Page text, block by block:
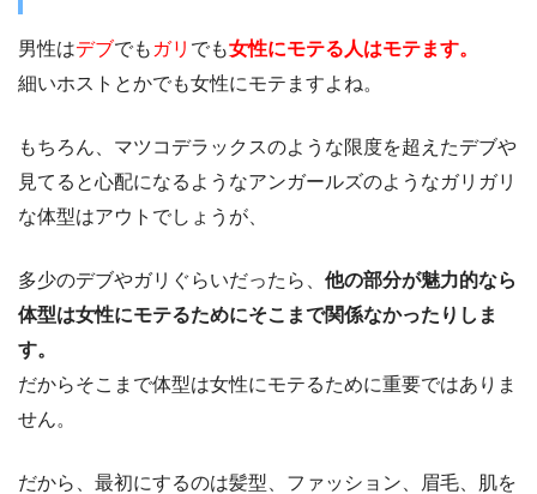
男性はデブでも ガリ でも女性にモテる人はモテます。
細いホストとかでも女性にモテますよね。
もちろん、マツコデラックスのような限度を超えたデブや
見てると心配になるようなアンガールズのようなガリガリ
な体型はアウトでしょうが、
多少のデブやガリぐらいだったら、 他の部分が魅力的なら
体型は女性にモテるためにそこまで関係なかったりしま
す。
だからそこまで体型は女性にモテるために重要ではありま
せん。
だから、最初にするのは髪型、ファッション、眉毛、肌を